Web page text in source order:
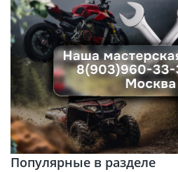
Популярные в разделе